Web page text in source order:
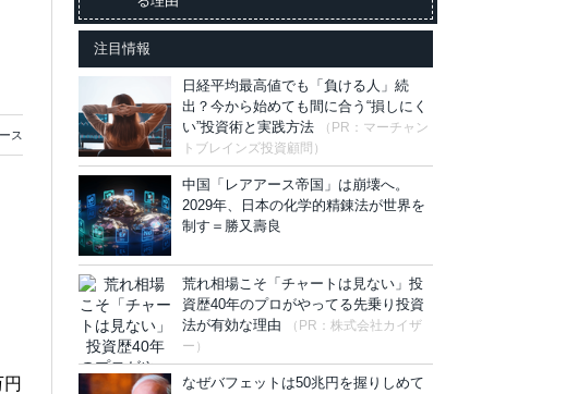
ス
注目情報
日経平均最高値でも「負ける人」続
出？今から始めても間に合う“損しにく
い”投資術と実践方法
（PR：マーチャン
トブレインズ投資顧問）
中国「レアアース帝国」は崩壊へ。
2029年、日本の化学的精錬法が世界を
制す＝勝又壽良
荒れ相場こそ「チャートは見ない」投
資歴40年のプロがやってる先乗り投資
法が有効な理由
（PR：株式会社カイザ
ー）
なぜバフェットは50兆円を握りしめて